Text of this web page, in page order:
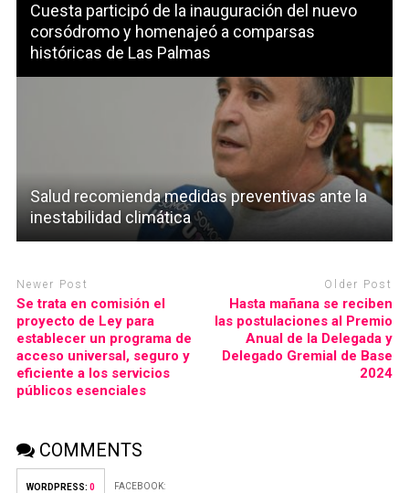
Cuesta participó de la inauguración del nuevo
corsódromo y homenajeó a comparsas
históricas de Las Palmas
Salud recomienda medidas preventivas ante la
inestabilidad climática
Newer Post
Se trata en comisión el
proyecto de Ley para
establecer un programa de
acceso universal, seguro y
eficiente a los servicios
públicos esenciales
Older Post
Hasta mañana se reciben
las postulaciones al Premio
Anual de la Delegada y
Delegado Gremial de Base
2024
COMMENTS
WORDPRESS: 0 FACEBOOK: